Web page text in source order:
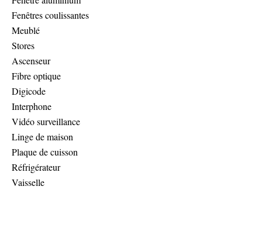
Fenêtres coulissantes
Meublé
Stores
Ascenseur
Fibre optique
Digicode
Interphone
Vidéo surveillance
Linge de maison
Plaque de cuisson
Réfrigérateur
Vaisselle